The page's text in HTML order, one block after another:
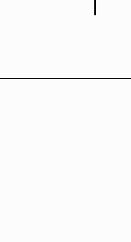
com o
de